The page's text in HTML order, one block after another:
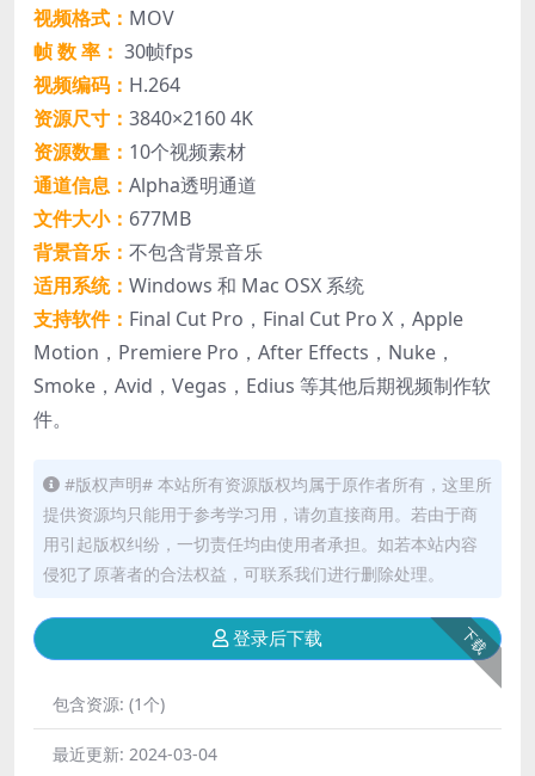
视频格式： MOV
帧 数 率： 30帧fps
视频编码： H.264
资源尺寸： 3840×2160 4K
资源数量： 10个视频素材
通道信息： Alpha透明通道
文件大小： 677MB
背景音乐： 不包含背景音乐
适用系统： Windows 和 Mac OSX 系统
支持软件： Final Cut Pro，Final Cut Pro X，Apple
Motion，Premiere Pro，After Effects，Nuke，
Smoke，Avid，Vegas，Edius 等其他后期视频制作软
件。
#版权声明# 本站所有资源版权均属于原作者所有，这里所
提供资源均只能用于参考学习用，请勿直接商用。若由于商
用引起版权纠纷，一切责任均由使用者承担。如若本站内容
侵犯了原著者的合法权益，可联系我们进行删除处理。
下载
登录后下载
包含资源: (1个)
最近更新: 2024-03-04